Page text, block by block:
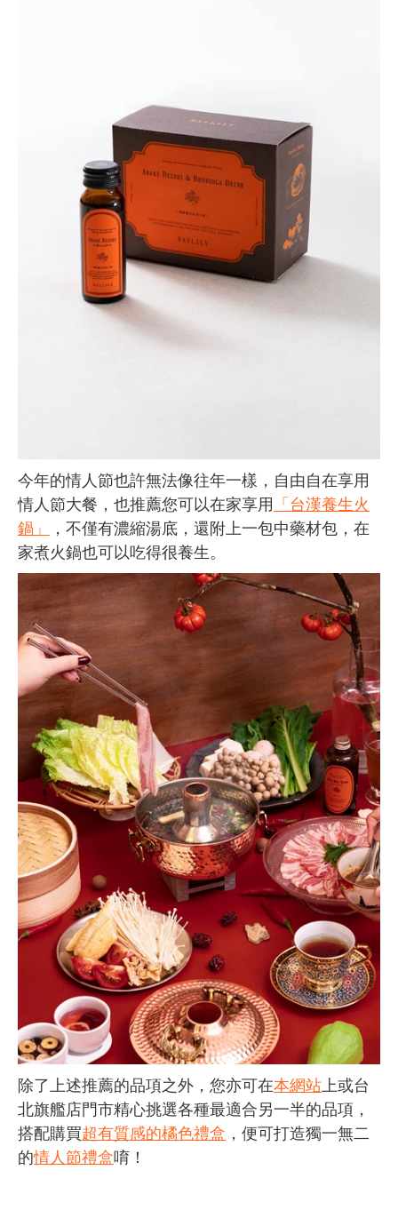
今年的情人節也許無法像往年一樣，自由自在享用
情人節大餐，也推薦您可以在家享用 「台漢養生火
鍋」
，不僅有濃縮湯底，還附上一包中藥材包，在
家煮火鍋也可以吃得很養生。
除了上述推薦的品項之外，您亦可在本網站上或台
北旗艦店門市精心挑選各種最適合另一半的品項，
搭配購買超有質感的橘色禮盒 ，便可打造獨一無二
的情人節禮盒唷！